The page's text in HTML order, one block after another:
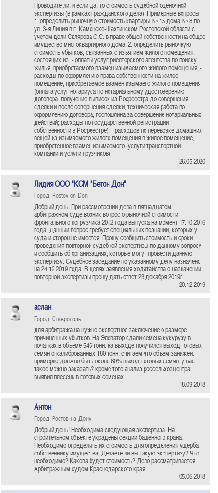
Проводите ли, и если да, то стоимость судебной оценочной
экспертизы (в рамках гражданского дела). Примерные вопросы:
1. определить рыночную стоимость квартиры № 15 дома № 8 по
ул. 3-я Линия в г. Каменске-Шахтинском Ростовской области с
учётом доли Склярова С.С. в праве общей собственности на общее
имущество многоквартирного дома. 2. определить рыночную
стоимость убытков, связанных с изъятием жилого помещения,
состоящих из: - оплаты услуг риелторского агентства по поиску
жилья, приобретаемого взамен изымаемого жилого помещения; -
расходы по оформлению права собственности на жилое
помещение, приобретаемое взамен изымаего жилого помещения
(оплата услуг нотариуса по нотариальному удостоверению
договора: получение выписок из Росреестра до совершения
сделки и после совершения сделки; техническая работа по
оформлению договора; госпошлина за совершение нотариальных
действий; расходы по государственной регистрации
собственности в Росреестре); - расходов по перевозке домашних
вещей из изымаемого жилого помещения в жилое помещение,
приобретённое взамен изымаемого (услуги транспортной
компании и услуги грузчиков)
26.05.2020
Лидия ООО "КСМ "Бетон Дон"
Город: Rostov-on-Don
Добрый день. При рассмотрении дела в пятнадцатом
арбитражном суде возник вопрос о рыночной стоимости
фронтального погрузчика 2012 года выпуска на момент 17.10.2016
года. Данный вопрос требует специальных познаний, которых у
суда и сторон не имеется. Прошу сообщить стоимость и сроки
проведения повторной судебной экспертизы по данному вопросу
и сообщить об организациях, которые могут провести данную
экспертизу. Судебное заседание по указанному делу назначено
на 24.12.2019 года. В целях заявления ходатайства о назначении
повторной экспертизы прошу дать ответ 23 декабря 2019г.
20.12.2019
аслан
Город: Ставрополь
для арбитража на нужно экспертное заключение о размере
причиненных убытков. На Элеватор сдали семена кукурузу в
початках в объеме 545 тонн. на выходе получился выход готовых
семян откалиброванных 180 тонн. считаем что объем занижен.
примерно должно быть около 60% выход готовых семян. у вас
такое можно заказать? кроме того анализ россельхозцентра
выявил плесень в готовых семенах.
18.09.2018
Антон
Город: Ростов-на-Дону
Добрый день! Необходима следующая экспертиза: На
строительном объекте украдены секции башенного крана.
Необходимо определить их стоимость для определения ущерба
собственнику имущества. Делаете ли вы такую экспертизу? Что
необходимо? Какова будет стоимость? Дело рассматривается
Арбитражным судом Краснодарского края
05.06.2018